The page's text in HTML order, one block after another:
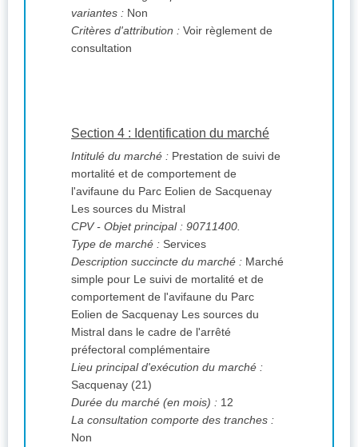
variantes : Non
Critères d'attribution : Voir règlement de
consultation
Section 4 : Identification du marché
Intitulé du marché : Prestation de suivi de
mortalité et de comportement de
l'avifaune du Parc Eolien de Sacquenay
Les sources du Mistral
CPV- Objet principal : 90711400.
Type de marché : Services
Description succincte du marché : Marché
simple pour Le suivi de mortalité et de
comportement de l'avifaune du Parc
Eolien de Sacquenay Les sources du
Mistral dans le cadre de l'arrêté
préfectoral complémentaire
Lieu principal d'exécution du marché :
Sacquenay (21)
Durée du marché (en mois) : 12
La consultation comporte des tranches :
Non